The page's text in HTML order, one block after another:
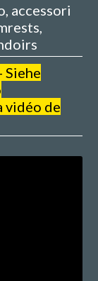
accessori
Siehe
vidéo de